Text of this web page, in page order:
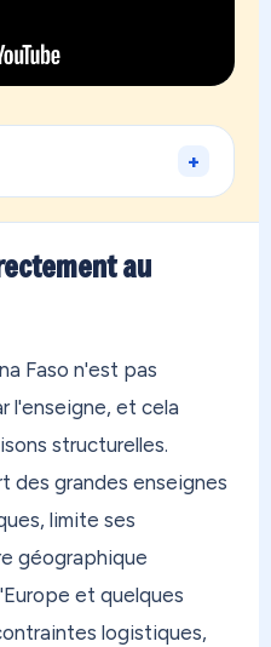
+
de livrer à votre
ce qu'il vous faut.
personnelle en
30 secondes, vous êtes
Zara, Temu, peu
notre entrepôt, on
vous les envoie
Aux Antilles, en
partout. Dès
frais de traitement),
au
Faso n'est pas
l'enseigne, et cela
structurelles.
des grandes enseignes
limite ses
géographique
et quelques
logistiques,